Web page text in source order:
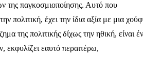
της παγκοσμιοποίησης. Αυτό που
πολιτική, έχει την ίδια αξία με μια
της πολιτικής δίχως την ηθική, είναι
εκφυλίζει εαυτό περαιτέρω,